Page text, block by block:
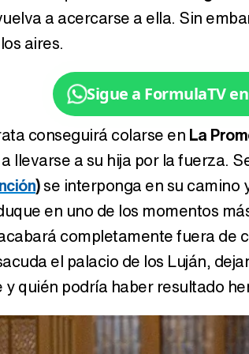
a acercarse a ella. Sin
aires.
Sigue a FormulaTV
conseguirá colarse en La
llevarse a su hija por la fuerza.
)se interponga en su camino
en uno de los momentos
completamente fuera de
el palacio de los Luján,
y quién podría haber resultado